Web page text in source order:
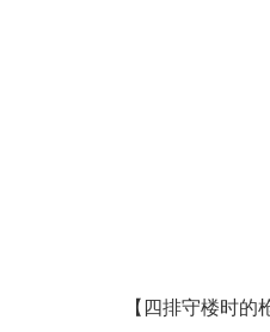
【四排守楼时的